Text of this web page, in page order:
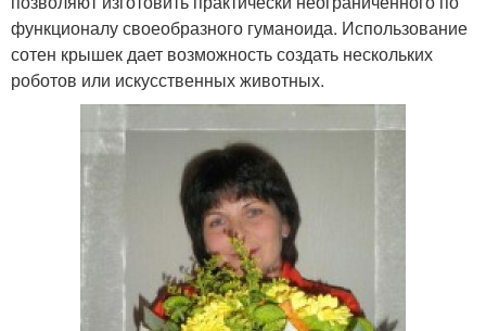
функционалу своеобразного гуманоида. Использование
сотен крышек дает возможность создать нескольких
роботов или искусственных животных.